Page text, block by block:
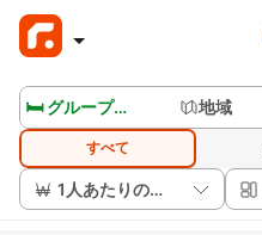
🛏️ グループルームを見る 地域
すべて
1人あたりの価格